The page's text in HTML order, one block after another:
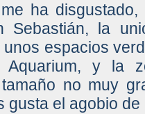
ha
Sebastián, la
espacios
Aquarium, y la
no muy
gusta el agobio